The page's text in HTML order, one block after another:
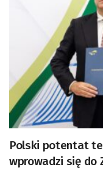
Polski potentat
wprowadzi się do